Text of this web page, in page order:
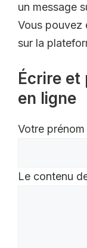
un message
Vous pouvez
sur la
Écrire et
en ligne
Votre prénom
Le contenu